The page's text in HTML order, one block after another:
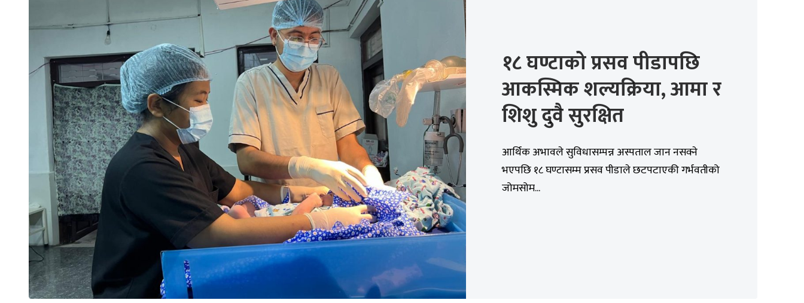
१८ घण्टाको प्रसव पीडापछि
आकस्मिक शल्यक्रिया, आमा र
शिशु दुवै सुरक्षित
आर्थिक अभावले सुविधासम्पन्न अस्पताल जान नसक्ने
भएपछि १८ घण्टासम्म प्रसव पीडाले छटपटाएकी गर्भवतीको
जोमसोम...